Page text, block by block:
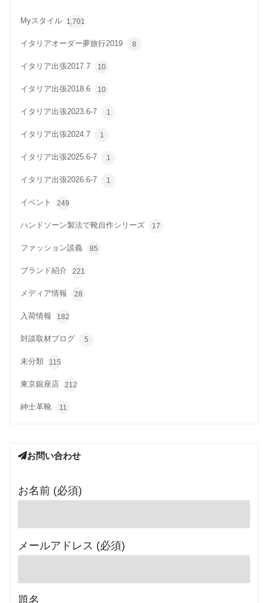
Myスタイル 1,701
イタリアオーダー夢旅行2019 8
イタリア出張2017.7 10
イタリア出張2018.6 10
イタリア出張2023.6-7 1
イタリア出張2024.7 1
イタリア出張2025.6-7 1
イタリア出張2026.6-7 1
イベント 249
ハンドソーン製法で靴自作シリーズ 17
ファッション談義 85
ブランド紹介 221
メディア情報 28
入荷情報 182
対談取材ブログ 5
未分類 115
東京銀座店 212
紳士革靴 11
お問い合わせ
お名前 (必須)
メールアドレス (必須)
題名